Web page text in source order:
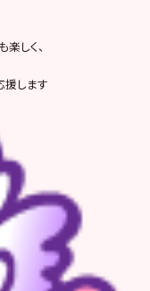
しく、
援します